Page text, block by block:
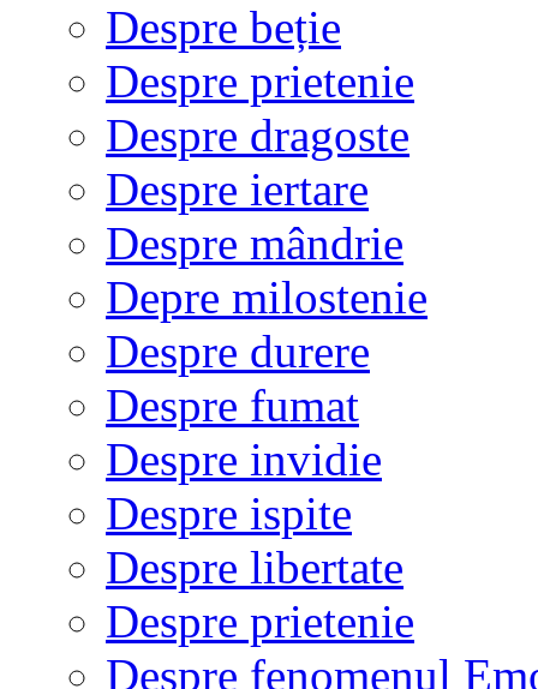
Despre beție
Despre prietenie
Despre dragoste
Despre iertare
Despre mândrie
Depre milostenie
Despre durere
Despre fumat
Despre invidie
Despre ispite
Despre libertate
Despre prietenie
Despre fenomenul